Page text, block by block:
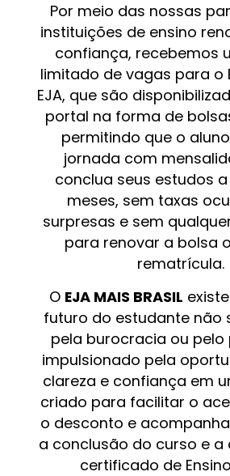
Por meio das nossas
instituições de ensino
confiança, recebemos
limitado de vagas para o
EJA, que são
portal na forma de
permitindo que o
jornada com
conclua seus estudos
meses, sem taxas
surpresas e sem
para renovar a bolsa
rematrícula.
O EJA MAIS BRASIL
futuro do estudante não
pela burocracia ou pelo
impulsionado pela
clareza e confiança em
criado para facilitar o
o desconto e
a conclusão do curso e a
certificado de